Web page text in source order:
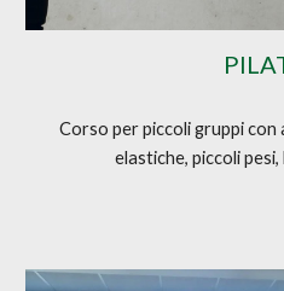
Corso per piccoli gruppi
elastiche, piccoli